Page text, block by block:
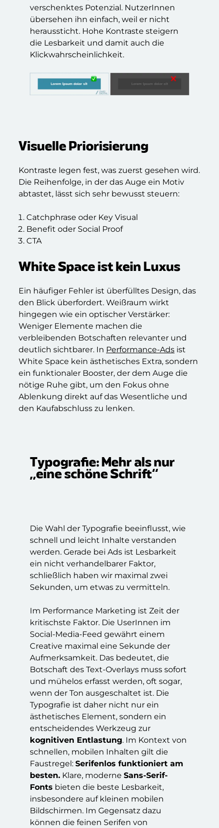
verschenktes Potenzial. NutzerInnen
übersehen ihn einfach, weil er nicht
heraussticht. Hohe Kontraste steigern
die Lesbarkeit und damit auch die
Klickwahrscheinlichkeit.
Visuelle Priorisierung
Kontraste legen fest, was zuerst gesehen wird.
Die Reihenfolge, in der das Auge ein Motiv
abtastet, lässt sich sehr bewusst steuern:
Catchphrase oder Key Visual
Benefit oder Social Proof
CTA
White Space ist kein Luxus
Ein häufiger Fehler ist überfülltes Design, das
den Blick überfordert. Weißraum wirkt
hingegen wie ein optischer Verstärker:
Weniger Elemente machen die
verbleibenden Botschaften relevanter und
deutlich sichtbarer. In Performance-Ads ist
White Space kein ästhetisches Extra, sondern
ein funktionaler Booster, der dem Auge die
nötige Ruhe gibt, um den Fokus ohne
Ablenkung direkt auf das Wesentliche und
den Kaufabschluss zu lenken.
Typografie: Mehr als nur
„eine schöne Schrift“
Die Wahl der Typografie beeinflusst, wie
schnell und leicht Inhalte verstanden
werden. Gerade bei Ads ist Lesbarkeit
ein nicht verhandelbarer Faktor,
schließlich haben wir maximal zwei
Sekunden, um etwas zu vermitteln.
Im Performance Marketing ist Zeit der
kritischste Faktor. Die UserInnen im
Social-Media-Feed gewährt einem
Creative maximal eine Sekunde der
Aufmerksamkeit. Das bedeutet, die
Botschaft des Text-Overlays muss sofort
und mühelos erfasst werden, oft sogar,
wenn der Ton ausgeschaltet ist. Die
Typografie ist daher nicht nur ein
ästhetisches Element, sondern ein
entscheidendes Werkzeug zur
kognitiven Entlastung. Im Kontext von
schnellen, mobilen Inhalten gilt die
Faustregel: Serifenlos funktioniert am
besten. Klare, moderne Sans-Serif-
Fonts bieten die beste Lesbarkeit,
insbesondere auf kleinen mobilen
Bildschirmen. Im Gegensatz dazu
können die feinen Serifen von